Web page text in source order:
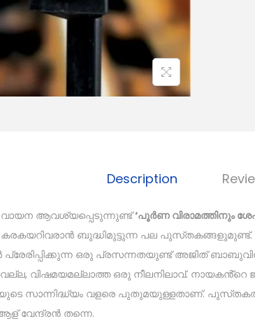
Description
വായന ആവശ്യപ്പെടുന്നുണ്ട്‘പൂർണ വിരാമത്തിനും
ബുദ്ധിമുട്ടുന്ന പല പുസ്‌തകങ്ങളുമുണ്ട്.
പ്രേരിപ്പിക്കുന്ന ഒരു പ്രസന്നതയുണ്ട് അജിത്
വിഷമയമല്ലാത്ത ഒരു നീലനിലാവ്. നായകൻ്റെ
സാന്നിദ്ധ്യം വളരെ പുതുമയുള്ളതാണ്.
വേന്ദ്രൻ തന്നെ.